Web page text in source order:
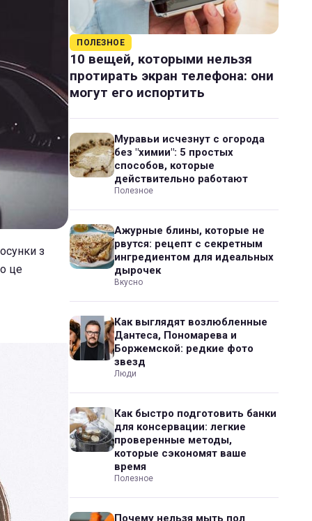
з
це
ПОЛЕЗНОЕ
10 вещей, которыми нельзя
протирать экран телефона: они
могут его испортить
Муравьи исчезнут с огорода
без "химии": 5 простых
способов, которые
действительно работают
Полезное
Ажурные блины, которые не
рвутся: рецепт с секретным
ингредиентом для идеальных
дырочек
Вкусно
Как выглядят возлюбленные
Дантеса, Пономарева и
Боржемской: редкие фото
звезд
Люди
Как быстро подготовить банки
для консервации: легкие
проверенные методы,
которые сэкономят ваше
время
Полезное
Почему нельзя мыть пол